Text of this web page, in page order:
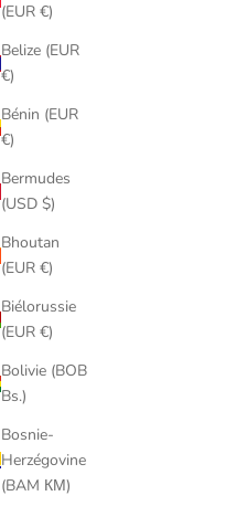
(EUR €)
Belize (EUR
€)
Bénin (EUR
€)
Bermudes
(USD $)
Bhoutan
(EUR €)
Biélorussie
(EUR €)
Bolivie (BOB
Bs.)
Bosnie-
Herzégovine
(BAM КМ)